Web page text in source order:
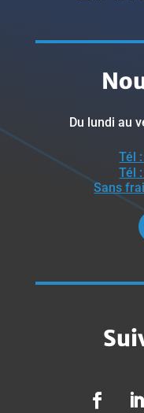
Du lundi au
Tél
Tél
Sans